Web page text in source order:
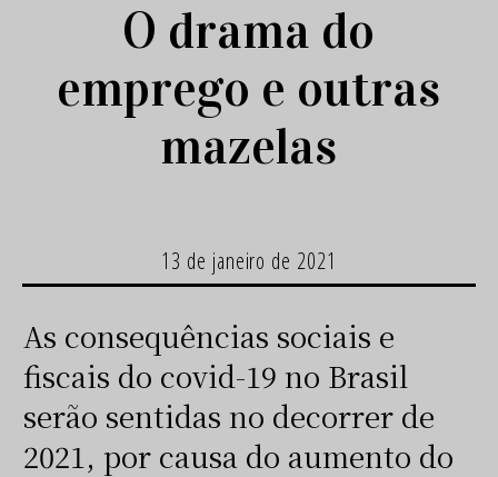
O drama do
emprego e outras
mazelas
13 de janeiro de 2021
As consequências sociais e
fiscais do covid-19 no Brasil
serão sentidas no decorrer de
2021, por causa do aumento do